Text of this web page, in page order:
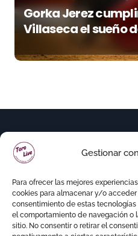
Gestionar
Para ofrecer las mejores
cookies para almacenar y/o
consentimiento de estas
el comportamiento de navegación o
sitio. No consentir o retirar el
Gorka Jerez
Villaseca el sueño
de luces ante los